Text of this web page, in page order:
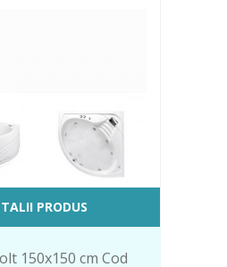
PRODUS
150x150 cm Cod